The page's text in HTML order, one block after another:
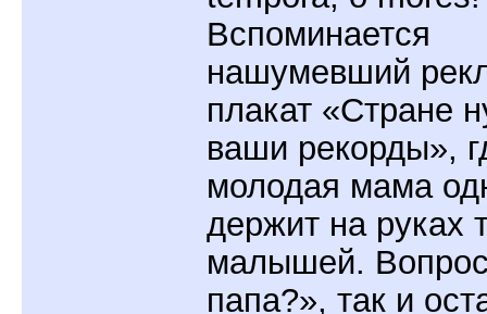
Вспоминается
нашумевший
плакат «Стране
ваши рекорды»,
молодая мама
держит на руках
малышей.
папа?», так и